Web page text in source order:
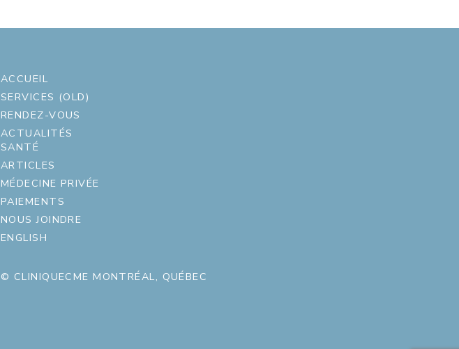
ACCUEIL
SERVICES (OLD)
RENDEZ-VOUS
ACTUALITÉS
SANTÉ
ARTICLES
MÉDECINE PRIVÉE
PAIEMENTS
NOUS JOINDRE
ENGLISH
© CLINIQUECME MONTRÉAL, QUÉBEC